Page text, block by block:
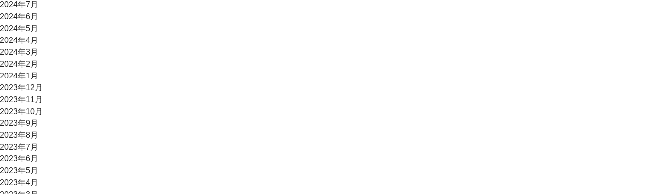
2024年7月
2024年6月
2024年5月
2024年4月
2024年3月
2024年2月
2024年1月
2023年12月
2023年11月
2023年10月
2023年9月
2023年8月
2023年7月
2023年6月
2023年5月
2023年4月